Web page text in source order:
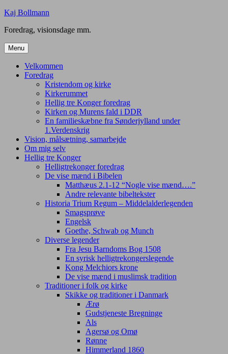
Skip
content
Kaj Bollmann
Foredrag, visionsdage mm.
Menu
Velkommen
Foredrag
Kristendom og kirke
Kirkerummet
Hellig tre Konger foredrag
Kirken og Murens fald i DDR
En familieskæbne fra Sønderjylland under
1.Verdenskrig
Vision, målsætning, samarbejde
Om mig selv
Hellig tre Konger
Helligtrekonger foredrag
De vise mænd i Bibelen
Matthæus 2.1-12 “Nogle vise mænd….”
Andre relevante bibeltekster
Historia Trium Regum – Middelalderlegenden
Smagsprøve
Engelsk
Goethe, Schwab og Munch
Diverse legender
Fra Jesu Barndoms Bog 1508
En syrisk helligtrekongerslegende
Kong Melchiors krone
De vise mænd i muslimsk tradition
Traditioner i folk og kirke
Skikke og traditioner i Danmark
Ærø
Gudstjeneste Bregninge
Als
Agersø og Omø
Rønne
Himmerland 1860